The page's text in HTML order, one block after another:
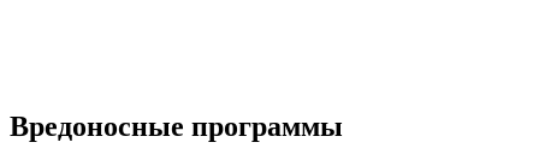
Вредоносные программы